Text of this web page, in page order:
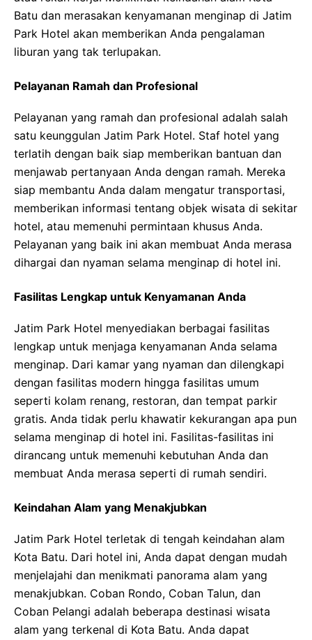
Batu dan merasakan kenyamanan menginap di Jatim
Park Hotel akan memberikan Anda pengalaman
liburan yang tak terlupakan.
Pelayanan Ramah dan Profesional
Pelayanan yang ramah dan profesional adalah salah
satu keunggulan Jatim Park Hotel. Staf hotel yang
terlatih dengan baik siap memberikan bantuan dan
menjawab pertanyaan Anda dengan ramah. Mereka
siap membantu Anda dalam mengatur transportasi,
memberikan informasi tentang objek wisata di sekitar
hotel, atau memenuhi permintaan khusus Anda.
Pelayanan yang baik ini akan membuat Anda merasa
dihargai dan nyaman selama menginap di hotel ini.
Fasilitas Lengkap untuk Kenyamanan Anda
Jatim Park Hotel menyediakan berbagai fasilitas
lengkap untuk menjaga kenyamanan Anda selama
menginap. Dari kamar yang nyaman dan dilengkapi
dengan fasilitas modern hingga fasilitas umum
seperti kolam renang, restoran, dan tempat parkir
gratis. Anda tidak perlu khawatir kekurangan apa pun
selama menginap di hotel ini. Fasilitas-fasilitas ini
dirancang untuk memenuhi kebutuhan Anda dan
membuat Anda merasa seperti di rumah sendiri.
Keindahan Alam yang Menakjubkan
Jatim Park Hotel terletak di tengah keindahan alam
Kota Batu. Dari hotel ini, Anda dapat dengan mudah
menjelajahi dan menikmati panorama alam yang
menakjubkan. Coban Rondo, Coban Talun, dan
Coban Pelangi adalah beberapa destinasi wisata
alam yang terkenal di Kota Batu. Anda dapat